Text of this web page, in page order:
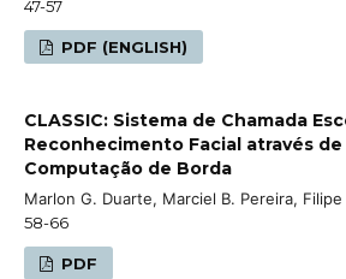
47-57
PDF (ENGLISH)
CLASSIC: Sistema de Chamada
Reconhecimento Facial através de
Computação de Borda
Marlon G. Duarte, Marciel B. Pereira,
58-66
PDF